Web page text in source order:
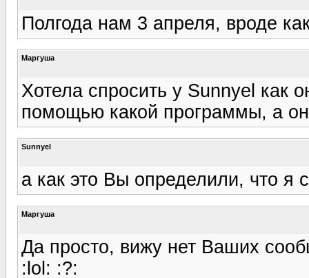
Полгода нам 3 апреля, вроде
Маргуша
Хотела спросить у Sunnyel как
помощью какой программы, а
Sunnyel
а как это Вы определили, что я
Маргуша
Да просто, вижу нет Ваших
:lol: :?: